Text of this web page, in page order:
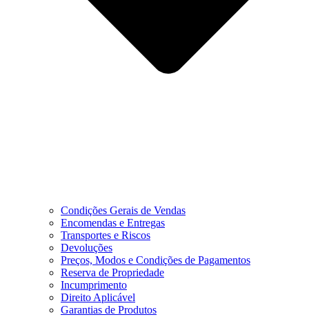
Condições Gerais de Vendas
Encomendas e Entregas
Transportes e Riscos
Devoluções
Preços, Modos e Condições de Pagamentos
Reserva de Propriedade
Incumprimento
Direito Aplicável
Garantias de Produtos